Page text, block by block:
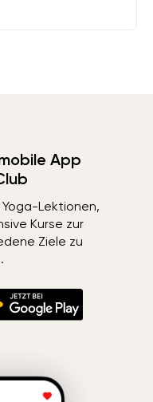
App
Lektionen,
Kurse zur
Ziele zu